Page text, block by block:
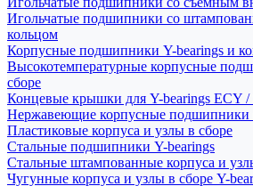
Игольчатые подшипники со
кольцом
Корпусные подшипники Y-bearings и
Высокотемпературные корпусные
сборе
Концевые крышки для Y-bearings ECY /
Нержавеющие корпусные подшипники
Пластиковые корпуса и узлы в сборе
Стальные подшипники Y-bearings
Стальные штампованные корпуса и
Чугунные корпуса и узлы в сборе Y-